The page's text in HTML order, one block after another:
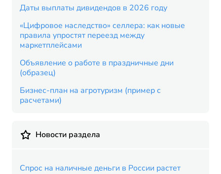
Даты выплаты дивидендов в 2026 году
«Цифровое наследство» селлера: как новые
правила упростят переезд между
маркетплейсами
Объявление о работе в праздничные дни
(образец)
Бизнес-план на агротуризм (пример с
расчетами)
Новости раздела
Спрос на наличные деньги в России растет